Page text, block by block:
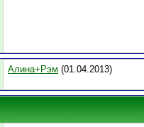
Алина+Рэм (01.04.2013)